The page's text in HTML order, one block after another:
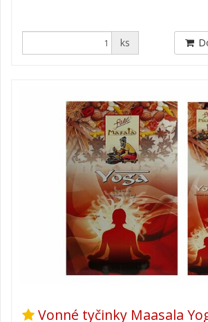
ks
Vonné tyčinky Maasala